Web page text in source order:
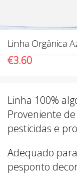
Linha Orgânica
€3.60
Linha 100%
Proveniente
pesticidas e
Adequado
pesponto